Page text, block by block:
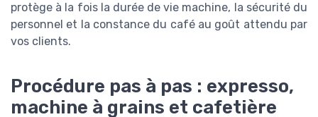
protège à la fois la durée de vie machine, la sécurité du
personnel et la constance du café au goût attendu par
vos clients.
Procédure pas à pas : expresso,
machine à grains et cafetière